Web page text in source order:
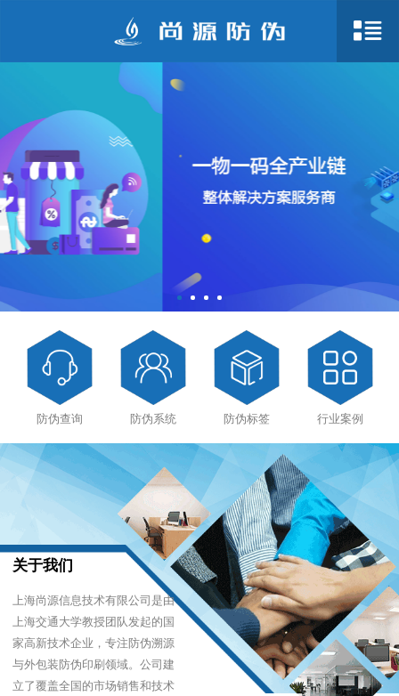
防伪查询 防伪系统 防伪标签 行业案例
关于我们
上海尚源信息技术有限公司是由
上海交通大学教授团队发起的国
家高新技术企业，专注防伪溯源
与外包装防伪印刷领域。公司建
立了覆盖全国的市场销售和技术